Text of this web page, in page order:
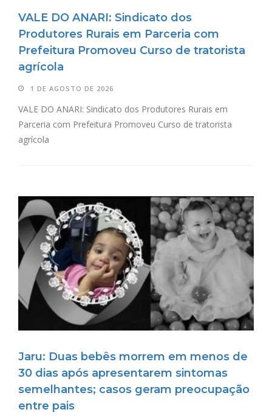
VALE DO ANARI: Sindicato dos
Produtores Rurais em Parceria com
Prefeitura Promoveu Curso de tratorista
agrícola
1 DE AGOSTO DE 2026
VALE DO ANARI: Sindicato dos Produtores Rurais em
Parceria com Prefeitura Promoveu Curso de tratorista
agrícola
Jaru: Duas bebês morrem em menos de
30 dias após apresentarem sintomas
semelhantes; casos geram preocupação
entre pais